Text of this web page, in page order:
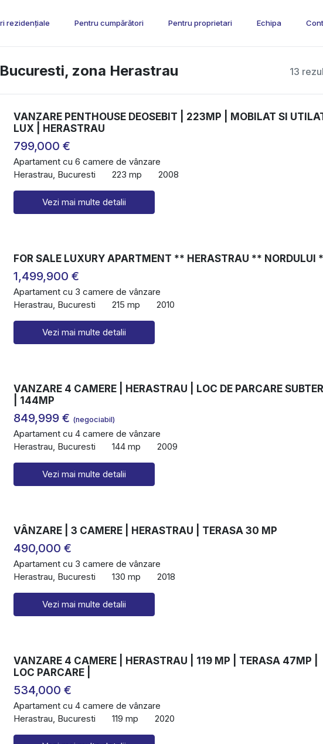
rezidențiale Pentru cumpărători Pentru proprietari Echipa
13
zona Herastrau
VANZARE PENTHOUSE DEOSEBIT | 223MP | MOBILAT SI
LUX | HERASTRAU
799,000 €
Apartament cu 6 camere de vânzare
Herastrau, Bucuresti
223 mp 2008
Vezi mai multe detalii
FOR SALE LUXURY APARTMENT ** HERASTRAU ** NORDULUI
1,499,900 €
Apartament cu 3 camere de vânzare
Herastrau, Bucuresti
215 mp 2010
Vezi mai multe detalii
VANZARE 4 CAMERE | HERASTRAU | LOC DE PARCARE
| 144MP
849,999 € (negociabil)
Apartament cu 4 camere de vânzare
Herastrau, Bucuresti
144 mp 2009
Vezi mai multe detalii
VÂNZARE | 3 CAMERE | HERASTRAU | TERASA 30 MP
490,000 €
Apartament cu 3 camere de vânzare
Herastrau, Bucuresti
130 mp 2018
Vezi mai multe detalii
VANZARE 4 CAMERE | HERASTRAU | 119 MP | TERASA 47MP |
LOC PARCARE |
534,000 €
Apartament cu 4 camere de vânzare
Herastrau, Bucuresti
119 mp 2020